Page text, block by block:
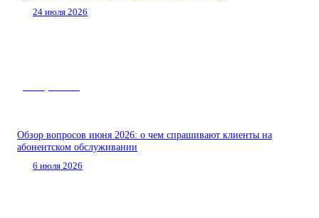
24 июля 2026
Обзор вопросов июня 2026: о чем спрашивают клиенты на
абонентском обслуживании
6 июля 2026